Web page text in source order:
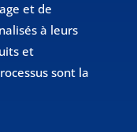
et de
à leurs
et
sont la